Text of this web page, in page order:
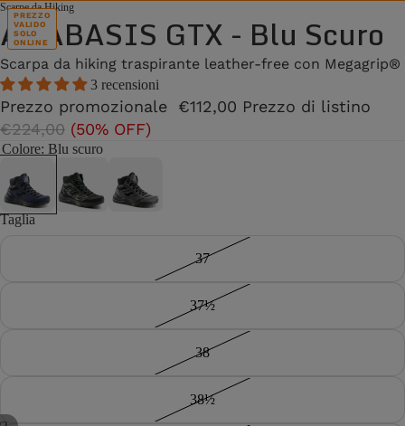
PREZZO
VALIDO
SOLO
ONLINE
Scarpe da Hiking
ANABASIS GTX - Blu Scuro
Scarpa da hiking traspirante leather-free con Megagrip®
3 recensioni
Prezzo promozionale €112,00 Prezzo di listino
€224,00 (50% OFF)
Colore: Blu scuro
Taglia
37
37½
38
38½